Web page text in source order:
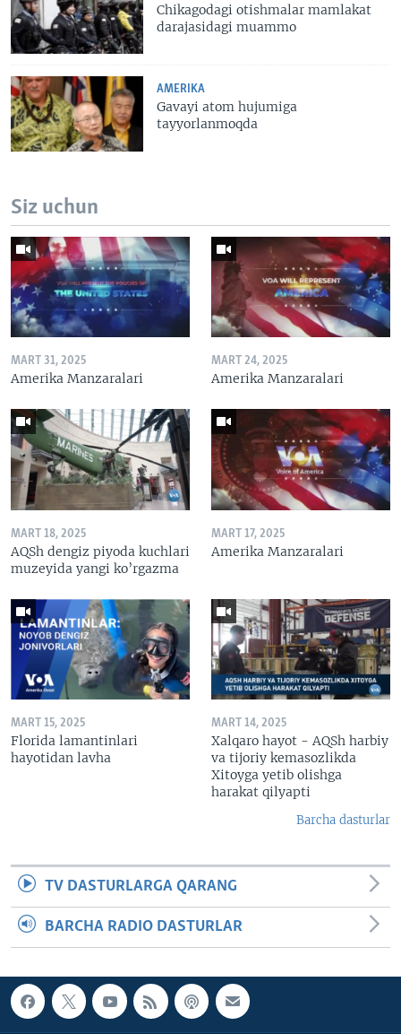
Chikagodagi otishmalar mamlakat
darajasidagi muammo
AMERIKA
Gavayi atom hujumiga
tayyorlanmoqda
Siz uchun
MART 31, 2025
Amerika Manzaralari
MART 24, 2025
Amerika Manzaralari
MART 18, 2025
AQSh dengiz piyoda kuchlari
muzeyida yangi ko’rgazma
MART 17, 2025
Amerika Manzaralari
MART 15, 2025
Florida lamantinlari
hayotidan lavha
MART 14, 2025
Xalqaro hayot - AQSh harbiy
va tijoriy kemasozlikda
Xitoyga yetib olishga
harakat qilyapti
Barcha dasturlar
TV DASTURLARGA QARANG
BARCHA RADIO DASTURLAR